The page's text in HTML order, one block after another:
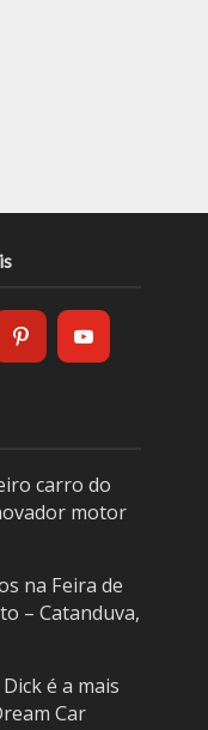
carro do
motor
na Feira de
– Catanduva,
é a mais
Car